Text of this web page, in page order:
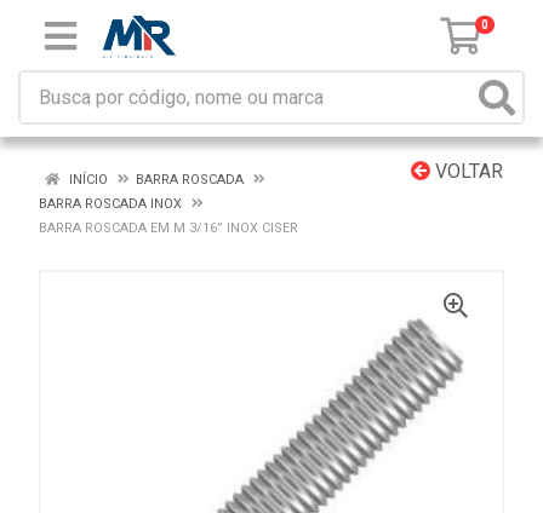
0
VOLTAR
INÍCIO
BARRA ROSCADA
BARRA ROSCADA INOX
BARRA ROSCADA EM M 3/16” INOX CISER